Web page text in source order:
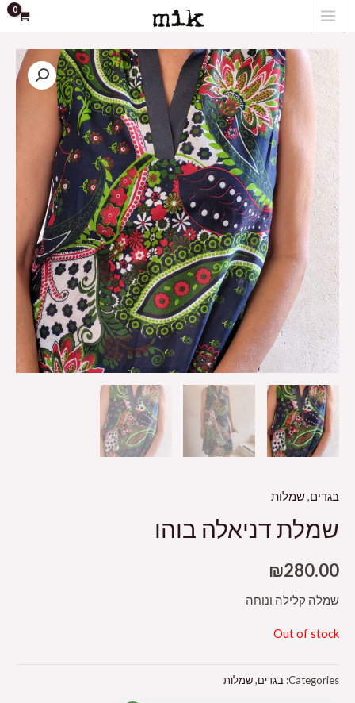
דילוג
לתוכן
MAIN
בגדים,שמלות
שמלת דניאלה בוהו
₪280.00
שמלה קלילה ונוחה
Out of stock
Categories: בגדים,שמלות